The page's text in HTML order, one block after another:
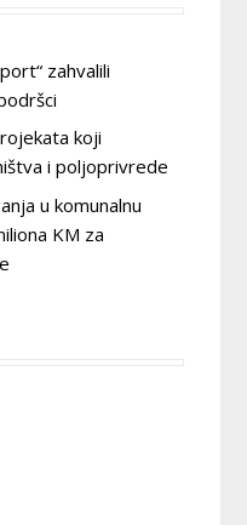
zahvalili
koji
i poljoprivrede
u komunalnu
KM za